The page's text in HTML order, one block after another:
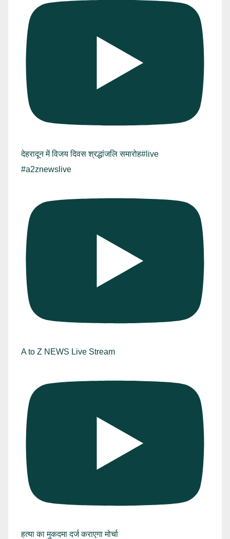
देहरादून में विजय दिवस श्रद्धांजलि समारोह#live
#a2znewslive
A to Z NEWS Live Stream
हत्या का मुकदमा दर्ज कराएगा मोर्चा